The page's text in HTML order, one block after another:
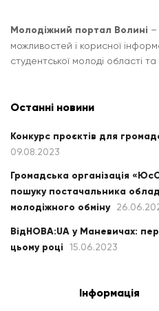
Молодіжний портал Волині –
можливостей і корисної
студентської молоді області
Останні новини
Конкурс проєктів для
09.08.2023
Громадська організація
пошуку постачальника
молодіжного обміну
ВідНОВА:UA у Маневичах:
цьому році
15.06.2023
Інформація